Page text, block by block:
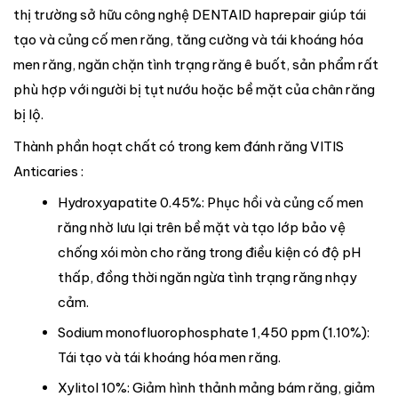
thị trường sở hữu công nghệ DENTAID haprepair giúp tái
tạo và củng cố men răng, tăng cường và tái khoáng hóa
men răng, ngăn chặn tình trạng răng ê buốt, sản phẩm rất
phù hợp với người bị tụt nướu hoặc bề mặt của chân răng
bị lộ.
Thành phần hoạt chất có trong kem đánh răng VITIS
Anticaries :
Hydroxyapatite 0.45%: Phục hồi và củng cố men
răng nhờ lưu lại trên bề mặt và tạo lớp bảo vệ
chống xói mòn cho răng trong điều kiện có độ pH
thấp, đồng thời ngăn ngừa tình trạng răng nhạy
cảm.
Sodium monofluorophosphate 1,450 ppm (1.10%):
Tái tạo và tái khoáng hóa men răng.
Xylitol 10%: Giảm hình thảnh mảng bám răng, giảm